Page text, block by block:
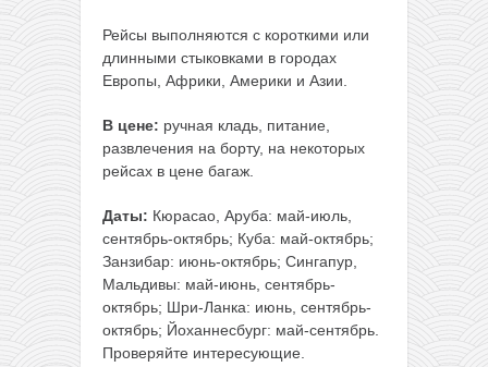
Рейсы выполняются с короткими или
длинными стыковками в городах
Европы, Африки, Америки и Азии.
В цене: ручная кладь, питание,
развлечения на борту, на некоторых
рейсах в цене багаж.
Даты: Кюрасао, Аруба: май-июль,
сентябрь-октябрь; Куба: май-октябрь;
Занзибар: июнь-октябрь; Сингапур,
Мальдивы: май-июнь, сентябрь-
октябрь; Шри-Ланка: июнь, сентябрь-
октябрь; Йоханнесбург: май-сентябрь.
Проверяйте интересующие.
WDC